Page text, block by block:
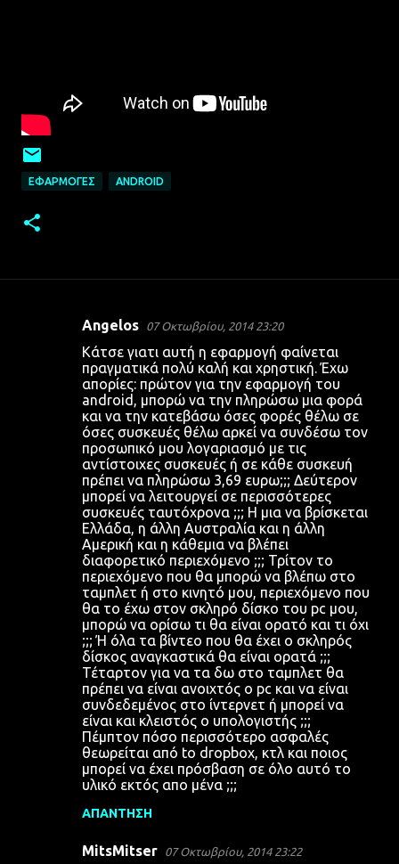
ΕΦΑΡΜΟΓΈΣ ANDROID
Angelos 07 Οκτωβρίου, 2014 23:20
Κάτσε γιατι αυτή η εφαρμογή φαίνεται
πραγματικά πολύ καλή και χρηστική. Έχω
απορίες: πρώτον για την εφαρμογή του
android, μπορώ να την πληρώσω μια φορά
και να την κατεβάσω όσες φορές θέλω σε
όσες συσκευές θέλω αρκεί να συνδέσω τον
προσωπικό μου λογαριασμό με τις
αντίστοιχες συσκευές ή σε κάθε συσκευή
πρέπει να πληρώσω 3,69 ευρω;;; Δεύτερον
μπορεί να λειτουργεί σε περισσότερες
συσκευές ταυτόχρονα ;;; H μια να βρίσκεται
Ελλάδα, η άλλη Αυστραλία και η άλλη
Αμερική και η κάθεμια να βλέπει
διαφορετικό περιεχόμενο ;;; Τρίτον το
περιεχόμενο που θα μπορώ να βλέπω στο
ταμπλετ ή στο κινητό μου, περιεχόμενο που
θα το έχω στον σκληρό δίσκο του pc μου,
μπορώ να ορίσω τι θα είναι ορατό και τι όχι
;;; Ή όλα τα βίντεο που θα έχει ο σκληρός
δίσκος αναγκαστικά θα είναι ορατά ;;;
Τέταρτον για να τα δω στο ταμπλετ θα
πρέπει να είναι ανοιχτός ο pc και να είναι
συνδεδεμένος στο ίντερνετ ή μπορεί να
είναι και κλειστός ο υπολογιστής ;;;
Πέμπτον πόσο περισσότερο ασφαλές
θεωρείται από to dropbox, κτλ και ποιος
μπορεί να έχει πρόσβαση σε όλο αυτό το
υλικό εκτός απο μένα ;;;
ΑΠΆΝΤΗΣΗ
MitsMitser 07 Οκτωβρίου, 2014 23:22